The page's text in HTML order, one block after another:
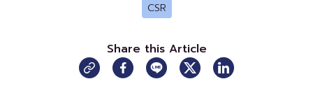
CSR
Share this Article